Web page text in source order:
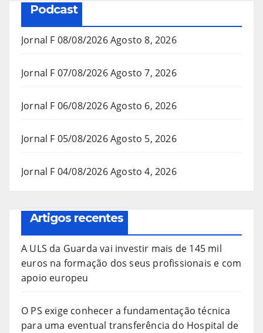
Podcast
Jornal F 08/08/2026Agosto 8, 2026
Jornal F 07/08/2026Agosto 7, 2026
Jornal F 06/08/2026Agosto 6, 2026
Jornal F 05/08/2026Agosto 5, 2026
Jornal F 04/08/2026Agosto 4, 2026
Artigos recentes
A ULS da Guarda vai investir mais de 145 mil
euros na formação dos seus profissionais e com
apoio europeu
O PS exige conhecer a fundamentação técnica
para uma eventual transferência do Hospital de